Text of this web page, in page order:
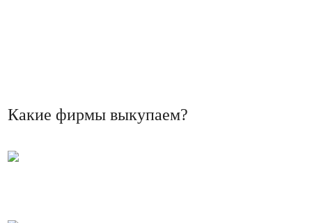
Какие фирмы выкупаем?